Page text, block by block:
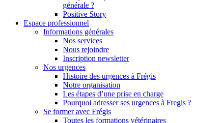
générale ?
Positive Story
Espace professionnel
Informations générales
Nos services
Nous rejoindre
Inscription newsletter
Nos urgences
Histoire des urgences à Frégis
Notre organisation
Les étapes d’une prise en charge
Pourquoi adresser ses urgences à Fregis ?
Se former avec Frégis
Toutes les formations vétérinaires